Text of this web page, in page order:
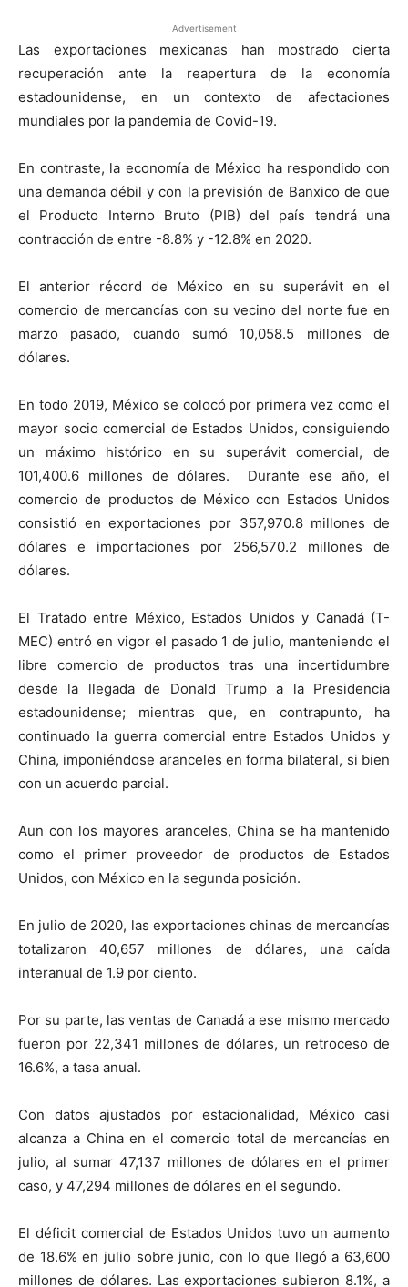
Advertisement
Las exportaciones mexicanas han mostrado cierta
recuperación ante la reapertura de la economía
estadounidense, en un contexto de afectaciones
mundiales por la pandemia de Covid-19.
En contraste, la economía de México ha respondido con
una demanda débil y con la previsión de Banxico de que
el Producto Interno Bruto (PIB) del país tendrá una
contracción de entre -8.8% y -12.8% en 2020.
El anterior récord de México en su superávit en el
comercio de mercancías con su vecino del norte fue en
marzo pasado, cuando sumó 10,058.5 millones de
dólares.
En todo 2019, México se colocó por primera vez como el
mayor socio comercial de Estados Unidos, consiguiendo
un máximo histórico en su superávit comercial, de
101,400.6 millones de dólares. Durante ese año, el
comercio de productos de México con Estados Unidos
consistió en exportaciones por 357,970.8 millones de
dólares e importaciones por 256,570.2 millones de
dólares.
El Tratado entre México, Estados Unidos y Canadá (T-
MEC) entró en vigor el pasado 1 de julio, manteniendo el
libre comercio de productos tras una incertidumbre
desde la llegada de Donald Trump a la Presidencia
estadounidense; mientras que, en contrapunto, ha
continuado la guerra comercial entre Estados Unidos y
China, imponiéndose aranceles en forma bilateral, si bien
con un acuerdo parcial.
Aun con los mayores aranceles, China se ha mantenido
como el primer proveedor de productos de Estados
Unidos, con México en la segunda posición.
En julio de 2020, las exportaciones chinas de mercancías
totalizaron 40,657 millones de dólares, una caída
interanual de 1.9 por ciento.
Por su parte, las ventas de Canadá a ese mismo mercado
fueron por 22,341 millones de dólares, un retroceso de
16.6%, a tasa anual.
Con datos ajustados por estacionalidad, México casi
alcanza a China en el comercio total de mercancías en
julio, al sumar 47,137 millones de dólares en el primer
caso, y 47,294 millones de dólares en el segundo.
El déficit comercial de Estados Unidos tuvo un aumento
de 18.6% en julio sobre junio, con lo que llegó a 63,600
millones de dólares. Las exportaciones subieron 8.1%, a